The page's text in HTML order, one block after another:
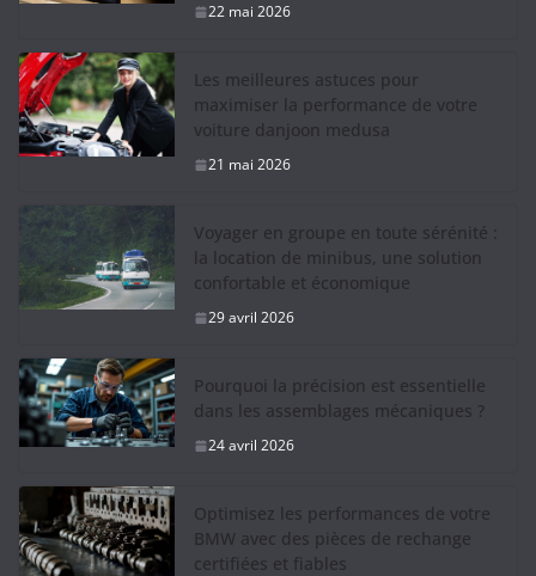
22 mai 2026
Les meilleures astuces pour
maximiser la performance de votre
voiture danjoon medusa
21 mai 2026
Voyager en groupe en toute sérénité :
la location de minibus, une solution
confortable et économique
29 avril 2026
Pourquoi la précision est essentielle
dans les assemblages mécaniques ?
24 avril 2026
Optimisez les performances de votre
BMW avec des pièces de rechange
certifiées et fiables